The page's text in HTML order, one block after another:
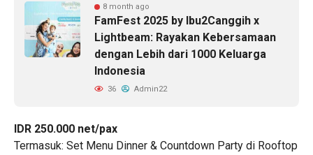
8 month ago
FamFest 2025 by Ibu2Canggih x
Lightbeam: Rayakan Kebersamaan
dengan Lebih dari 1000 Keluarga
Indonesia
36 Admin22
IDR 250.000 net/pax
Termasuk: Set Menu Dinner & Countdown Party di Rooftop